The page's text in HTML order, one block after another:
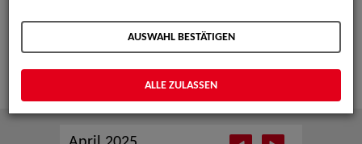
TeleVisionale – Film- und Serienfestival in Weimar
und Eventpartnerin des Crew Call Weimar.
Mehr
AUSWAHL BESTÄTIGEN
ALLE ZULASSEN